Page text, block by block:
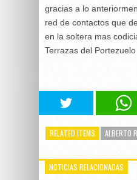
gracias a lo
red de contactos que
en la soltera mas
Terrazas del Portezuelo
RELATED ITEMS ALBERTO
NOTICIAS RELACIONADAS